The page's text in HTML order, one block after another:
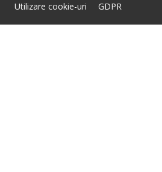
Utilizare cookie-uri GDPR